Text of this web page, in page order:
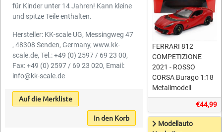
für Kinder unter 14 Jahren! Kann kleine
und spitze Teile enthalten.
Hersteller: KK-scale UG, Messingweg 47
, 48308 Senden, Germany, www.kk-
scale.de, Tel.: +49 (0) 2597 / 69 23 00,
Fax: +49 (0) 2597 / 69 23 020, Email:
info@kk-scale.de
Auf die Merkliste
In den Korb
FERRARI 812
COMPETIZIONE
2021 - ROSSO
CORSA Burago 1:18
Metallmodell
€44,99
Modellauto